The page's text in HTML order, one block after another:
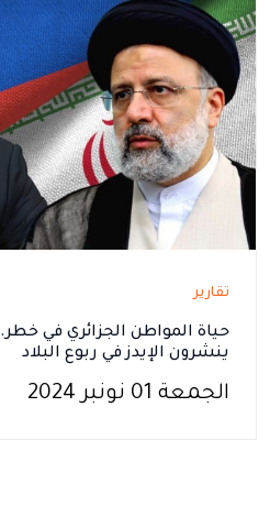
تقارير
حياة المواطن الجزائري في
ينشرون الإيدز في ربوع البلاد
الجمعة 01 نونبر 2024